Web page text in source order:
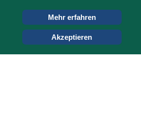
Mehr erfahren
Akzeptieren